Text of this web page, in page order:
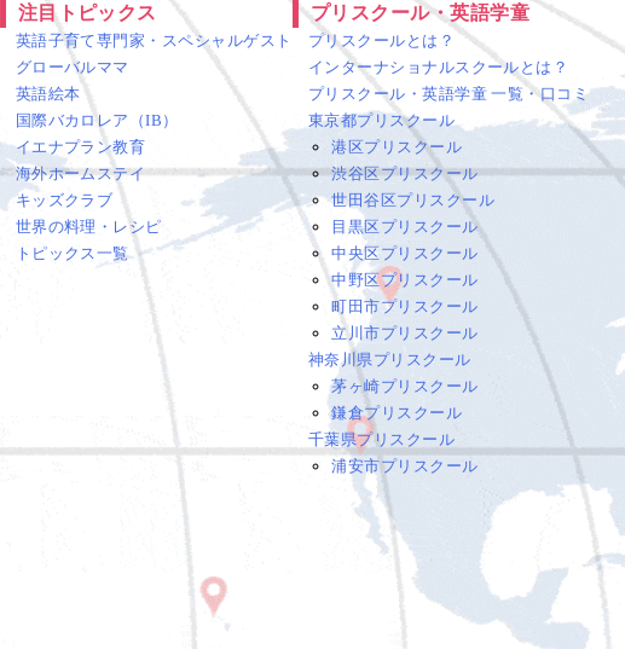
注目トピックス
英語子育て専門家・スペシャルゲスト
グローバルママ
英語絵本
国際バカロレア（IB）
イエナプラン教育
海外ホームステイ
キッズクラブ
世界の料理・レシピ
トピックス一覧
プリスクール・英語学童
プリスクールとは？
インターナショナルスクールとは？
プリスクール・英語学童 一覧・口コミ
東京都プリスクール
港区プリスクール
渋谷区プリスクール
世田谷区プリスクール
目黒区プリスクール
中央区プリスクール
中野区プリスクール
町田市プリスクール
立川市プリスクール
神奈川県プリスクール
茅ヶ崎プリスクール
鎌倉プリスクール
千葉県プリスクール
浦安市プリスクール